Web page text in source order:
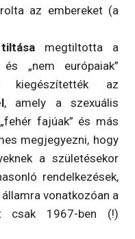
az embereket (a
megtiltotta a
„nem európaiak”
az
, amely a szexuális
fajúak” és más
megjegyezni, hogy
a születésekor
rendelkezések,
vonatkozóan a
csak 1967-ben (!)